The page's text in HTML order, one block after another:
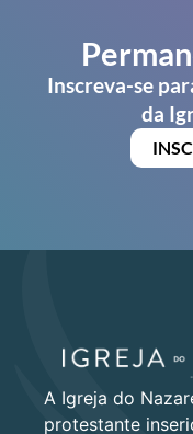
Inscreva-se
da
A Igreja do
protestante